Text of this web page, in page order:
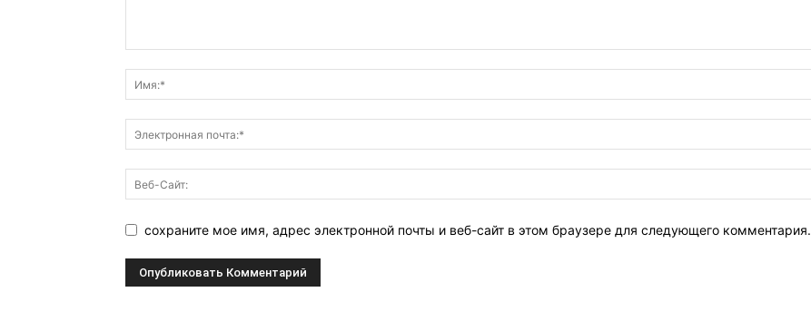
сохраните мое имя, адрес электронной почты и веб-сайт в этом браузере для следующего комментария.